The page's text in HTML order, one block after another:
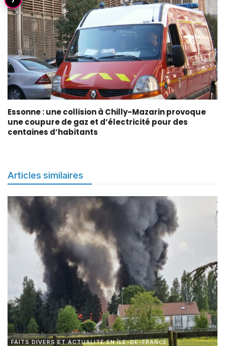
Essonne : une collision à Chilly-Mazarin provoque
une coupure de gaz et d’électricité pour des
centaines d’habitants
Articles similaires
FAITS DIVERS ET ACTUALITÉ EN ÎLE-DE-FRANCE